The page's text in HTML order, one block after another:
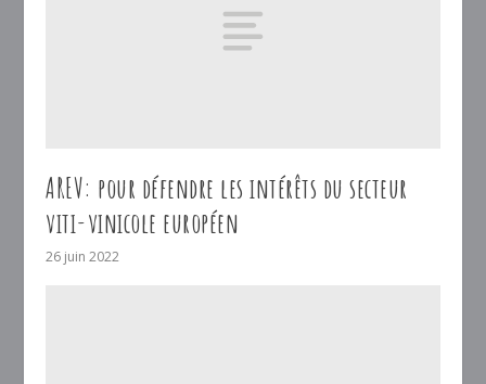
AREV: pour défendre les intérêts du secteur
viti-vinicole européen
26 juin 2022